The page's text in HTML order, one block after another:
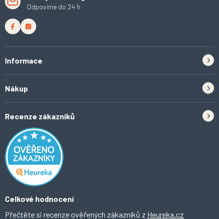
Odpovíme do 24 h
Informace
Tipy do kuchyně
Inspirace a trendy
Domácí vychytávky
O Ahomi
Nákup
Odstoupení od smlouvy
Obchodní podmínky
Ochrana osobních údajů
Recenze zákazníků
Celkové hodnocení
Přečtěte si recenze ověřených zákazníků z Heureka.cz